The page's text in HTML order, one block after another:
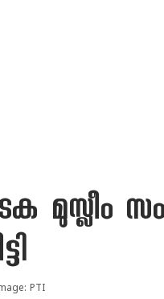
മുസ്ലീം
PTI